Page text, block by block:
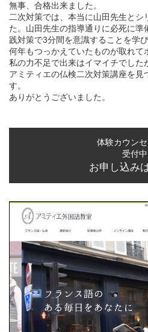
無事、合格出来ました。
二次対策では、本当に山田先生とシ
た。山田先生の指導通りに必死に
践対策で3分間を意識することを学び
何年もつっかえていたものが取れて
私の力不足で出来はイマイチでした
アミティエの仏検二次対策講座を
す。
ありがとうございました。
体験カウン
受付中
お申し込み